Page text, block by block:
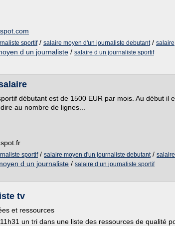
sportif/ salaire moyen d'un journaliste debutant/ salaire
d un journaliste / salaire d un journaliste sportif
débutant est de 1500 EUR par mois. Au début il
au nombre de lignes...
sportif/ salaire moyen d'un journaliste debutant/ salaire
d un journaliste / salaire d un journaliste sportif
tv
et ressources
un tri dans une liste des ressources de qualité